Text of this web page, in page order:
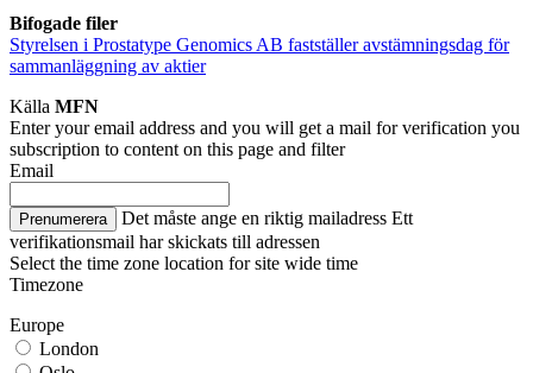
Bifogade filer
Styrelsen i Prostatype Genomics AB fastställer avstämningsdag för
sammanläggning av aktier
Källa MFN
Enter your email address and you will get a mail for verification you
subscription to content on this page and filter
Email
Prenumerera Det måste ange en riktig mailadress Ett
verifikationsmail har skickats till adressen
Select the time zone location for site wide time
Timezone
Europe
London